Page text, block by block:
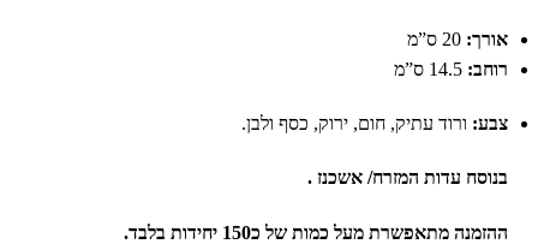
אורך: 20 ס”מ
רוחב: 14.5 ס”מ
צבע: ורוד עתיק, חום, ירוק, כסף ולבן.
בנוסח עדות המזרח/ אשכנז .
ההזמנה מתאפשרת מעל כמות של כ150 יחידות בלבד.